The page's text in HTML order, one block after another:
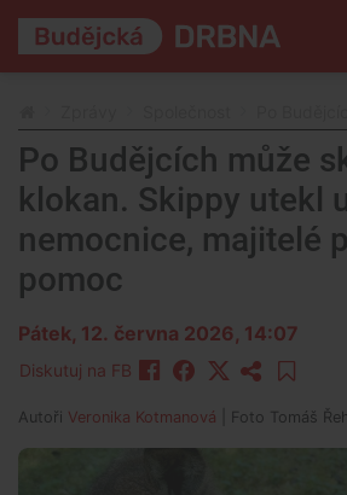
Po Budějcích může
klokan. Skippy utekl
nemocnice, majitelé
pomoc
Pátek, 12. června 2026, 14:07
Diskutuj na FB
Autoři Veronika Kotmanová | Foto Tomáš